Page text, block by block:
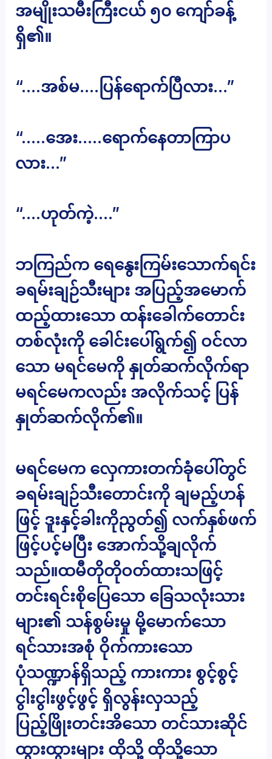
အမျိုးသမီးကြီးငယ် ၅၀ ကျော်ခန့်
ရှိ၏။
“….အစ်မ….ပြန်ရောက်ပြီလား…”
“…..အေး…..ရောက်နေတာကြာပ
လား…”
“….ဟုတ်ကဲ့….”
ဘကြည်က ရေနွေးကြမ်းသောက်ရင်း
ခရမ်းချဉ်သီးများ အပြည့်အမောက်
ထည့်ထားသော ထန်းခေါက်တောင်း
တစ်လုံးကို ခေါင်းပေါ်ရွက်၍ ဝင်လာ
သော မရင်မေကို နှုတ်ဆက်လိုက်ရာ
မရင်မေကလည်း အလိုက်သင့် ပြန်
နှုတ်ဆက်လိုက်၏။
မရင်မေက လှေကားတက်ခုံပေါ်တွင်
ခရမ်းချဉ်သီးတောင်းကို ချမည့်ဟန်
ဖြင့် ဒူးနှင့်ခါးကိုညွတ်၍ လက်နှစ်ဖက်
ဖြင့်ပင့်မပြီး အောက်သို့ချလိုက်
သည်။ထမီတိုတိုဝတ်ထားသဖြင့်
တင်းရင်းစိုပြေသော ခြေသလုံးသား
များ၏ သန်စွမ်းမှု မို့မောက်သော
ရင်သားအစုံ ဝိုက်ကားသော
ပုံသဏ္ဍာန်ရှိသည့် ကားကား စွင့်စွင့်
ငွါးငွါးဖွင့်ဖွင့် ရှိလွန်းလှသည့်
ပြည့်ဖြိုးတင်းအိသော တင်သားဆိုင်
ထွားထွားများ ထိုသို့ ထိုသို့သော